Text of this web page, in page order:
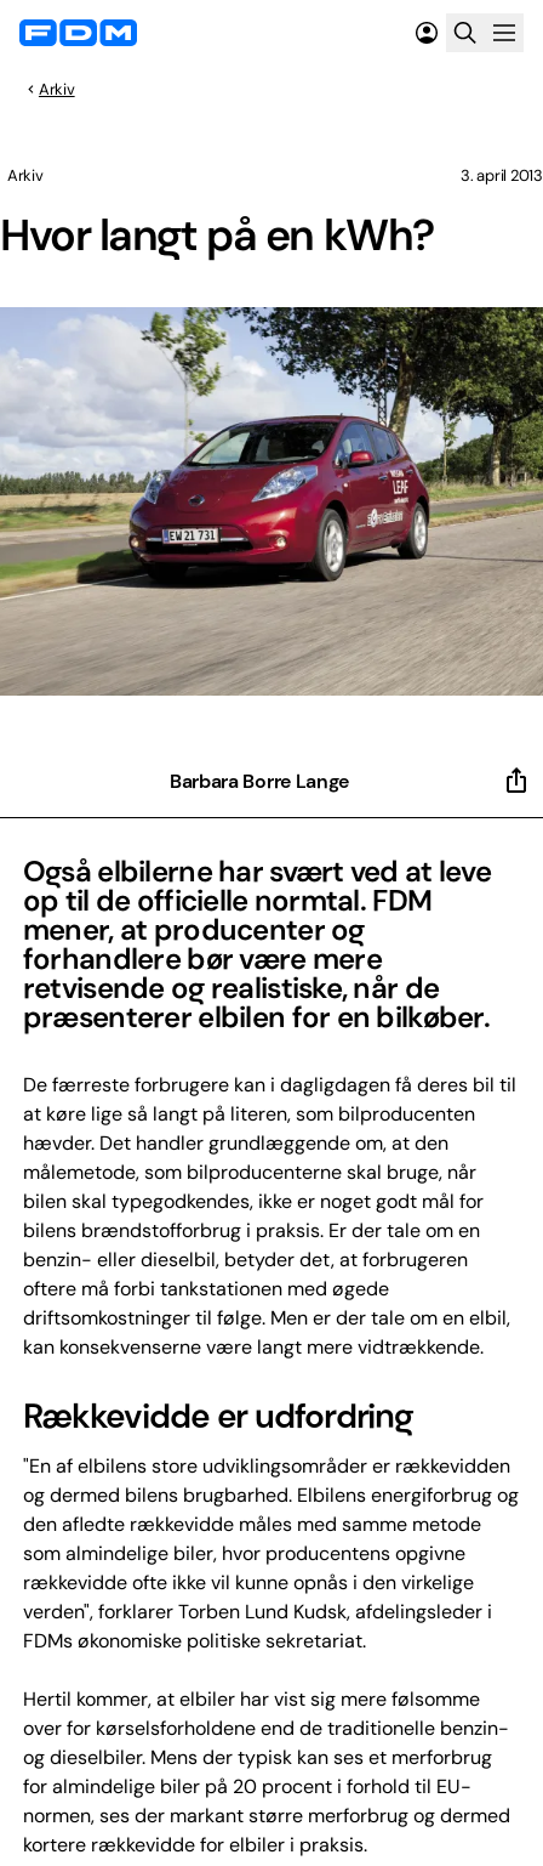
Arkiv
Hvor langt på en kWh?
Arkiv 3. april 2013
Barbara Borre Lange
Også elbilerne har svært ved at leve
op til de officielle normtal. FDM
mener, at producenter og
forhandlere bør være mere
retvisende og realistiske, når de
præsenterer elbilen for en bilkøber.
De færreste forbrugere kan i dagligdagen få deres bil til
at køre lige så langt på literen, som bilproducenten
hævder. Det handler grundlæggende om, at den
målemetode, som bilproducenterne skal bruge, når
bilen skal typegodkendes, ikke er noget godt mål for
bilens brændstofforbrug i praksis. Er der tale om en
benzin- eller dieselbil, betyder det, at forbrugeren
oftere må forbi tankstationen med øgede
driftsomkostninger til følge. Men er der tale om en elbil,
kan konsekvenserne være langt mere vidtrækkende.
Rækkevidde er udfordring
"En af elbilens store udviklingsområder er rækkevidden
og dermed bilens brugbarhed. Elbilens energiforbrug og
den afledte rækkevidde måles med samme metode
som almindelige biler, hvor producentens opgivne
rækkevidde ofte ikke vil kunne opnås i den virkelige
verden", forklarer Torben Lund Kudsk, afdelingsleder i
FDMs økonomiske politiske sekretariat.
Hertil kommer, at elbiler har vist sig mere følsomme
over for kørselsforholdene end de traditionelle benzin-
og dieselbiler. Mens der typisk kan ses et merforbrug
for almindelige biler på 20 procent i forhold til EU-
normen, ses der markant større merforbrug og dermed
kortere rækkevidde for elbiler i praksis.